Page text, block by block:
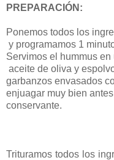
PREPARACIÓN:
Ponemos todos los
y programamos 1
Servimos el hummus
aceite de oliva y
garbanzos envasados
enjuagar muy bien
conservante.
Trituramos todos los